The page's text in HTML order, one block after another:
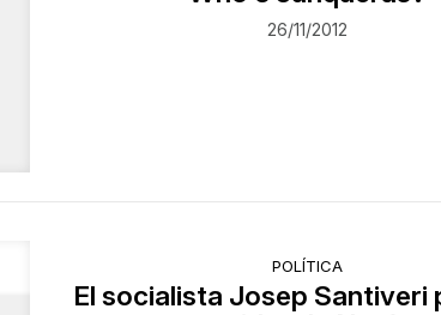
26/11/2012
POLÍTICA
El socialista Josep Santiveri